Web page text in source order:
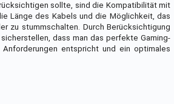
sollte, sind die Kompatibilität mit
Länge des Kabels und die Möglichkeit, das
zu stummschalten. Durch Berücksichtigung
dass man das perfekte Gaming-
entspricht und ein optimales